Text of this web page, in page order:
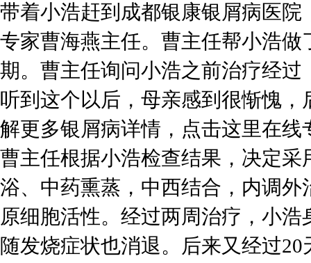
带着小浩赶到成都银康银屑病医
专家曹海燕主任。曹主任帮小浩
期。曹主任询问小浩之前治疗经
听到这个以后，母亲感到很惭愧
解更多银屑病详情，点击这里在线
曹主任根据小浩检查结果，决定采
浴、中药熏蒸，中西结合，内调
原细胞活性。经过两周治疗，小
随发烧症状也消退。后来又经过